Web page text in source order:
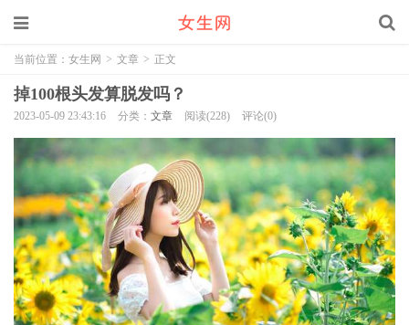
当前位置： 女生网 > 文章 > 正文
掉100根头发算脱发吗？
2023-05-09 23:43:16 分类： 文章 阅读(228) 评论(0)